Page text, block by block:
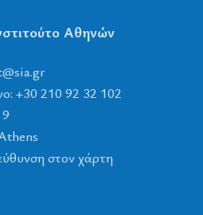
Αθηνών
rg
.
ais
@
+30 210 92 32 102
στον χάρτη